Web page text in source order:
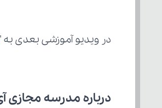
در ویدیو آموزشی بعدی به
درباره مدرسه مجازی